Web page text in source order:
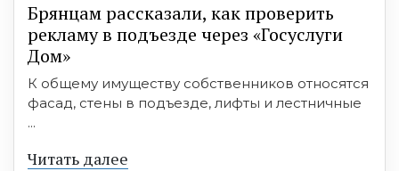
Брянцам рассказали, как проверить
рекламу в подъезде через «Госуслуги
Дом»
К общему имуществу собственников относятся
фасад, стены в подъезде, лифты и лестничные
...
Читать далее